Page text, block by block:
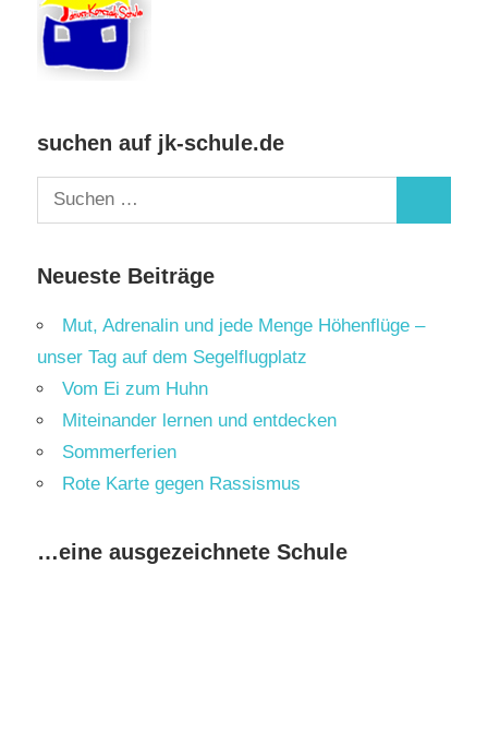
suchen auf jk-schule.de
Suchen
nach:
Neueste Beiträge
Mut, Adrenalin und jede Menge Höhenflüge –
unser Tag auf dem Segelflugplatz
Vom Ei zum Huhn
Miteinander lernen und entdecken
Sommerferien
Rote Karte gegen Rassismus
…eine ausgezeichnete Schule